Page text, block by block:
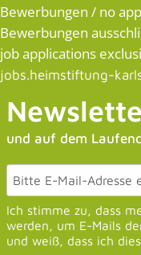
Bewerbungen / no
Bewerbungen
job applications
jobs.heimstiftung-
und auf dem
Ich stimme zu, dass
werden, um E-Mails
und weiß, dass ich